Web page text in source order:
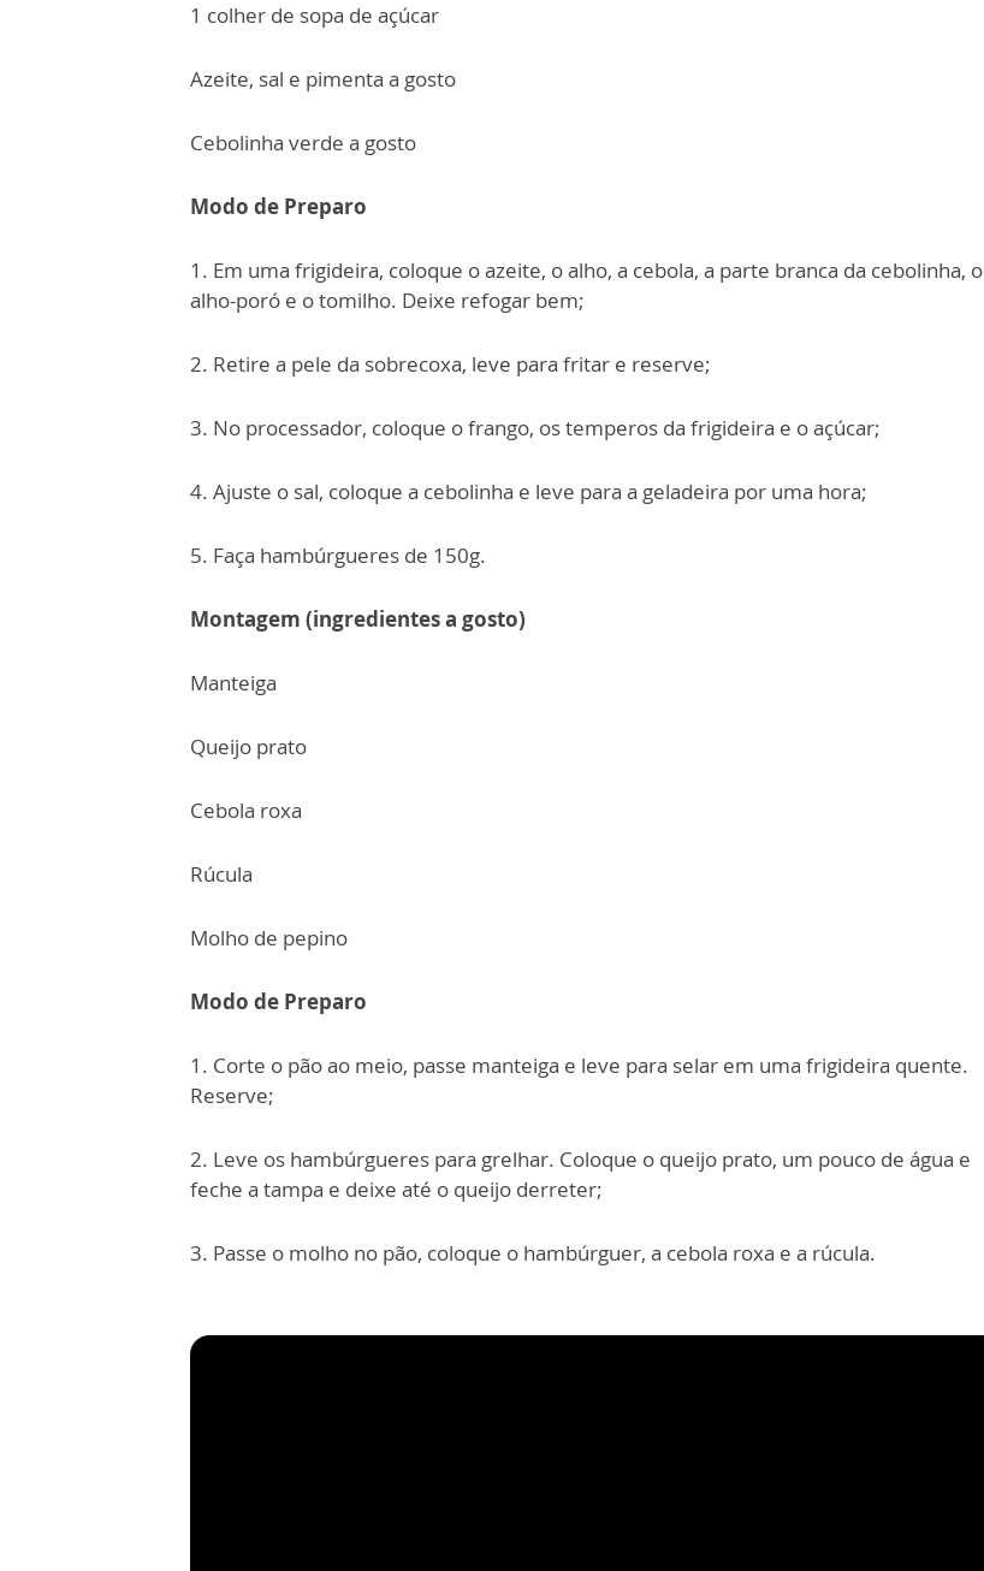
1 colher de sopa de açúcar
Azeite, sal e pimenta a gosto
Cebolinha verde a gosto
Modo de Preparo
1. Em uma frigideira, coloque o azeite, o alho, a cebola, a parte branca da cebolinha, o
alho-poró e o tomilho. Deixe refogar bem;
2. Retire a pele da sobrecoxa, leve para fritar e reserve;
3. No processador, coloque o frango, os temperos da frigideira e o açúcar;
4. Ajuste o sal, coloque a cebolinha e leve para a geladeira por uma hora;
5. Faça hambúrgueres de 150g.
Montagem (ingredientes a gosto)
Manteiga
Queijo prato
Cebola roxa
Rúcula
Molho de pepino
Modo de Preparo
1. Corte o pão ao meio, passe manteiga e leve para selar em uma frigideira quente.
Reserve;
2. Leve os hambúrgueres para grelhar. Coloque o queijo prato, um pouco de água e
feche a tampa e deixe até o queijo derreter;
3. Passe o molho no pão, coloque o hambúrguer, a cebola roxa e a rúcula.